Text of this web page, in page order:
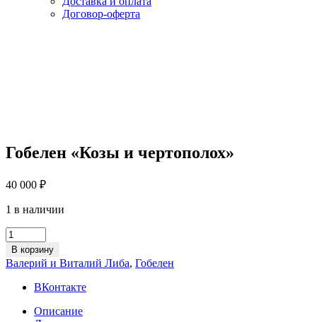
Договор-оферта
Гобелен «Козы и чертополох»
40 000 ₽
1 в наличии
Гобелен
«Козы
и
чертополох»
quantity
В корзину
Валерий и Виталий Либа, Гобелен
ВКонтакте
Описание